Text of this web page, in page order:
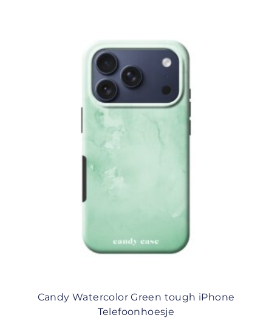
Candy Watercolor Green tough iPhone
Telefoonhoesje